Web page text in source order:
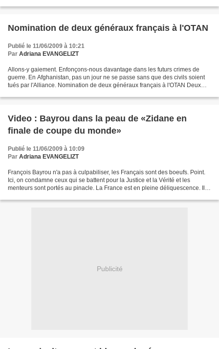
Nomination de deux généraux français à l'OTAN
Publié le 11/06/2009 à 10:21
Par Adriana EVANGELIZT
Allons-y gaiement. Enfonçons-nous davantage dans les futurs crimes de
guerre. En Afghanistan, pas un jour ne se passe sans que des civils soient
tués par l'Alliance. Nomination de deux généraux français à l'OTAN Deux
Video : Bayrou dans la peau de «Zidane en
finale de coupe du monde»
Publié le 11/06/2009 à 10:09
Par Adriana EVANGELIZT
François Bayrou n'a pas à culpabiliser, les Français sont des boeufs. Point.
Ici, on condamne ceux qui se battent pour la Justice et la Vérité et les
menteurs sont portés au pinacle. La France est en pleine déliquescence. Il a
Publicité